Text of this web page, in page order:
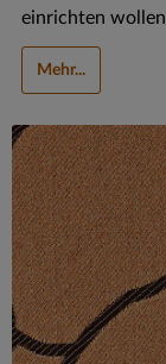
einrichten
Mehr...